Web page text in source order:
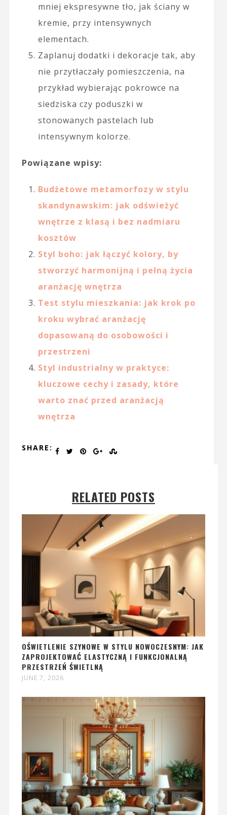
mniej ekspresywne tło, jak ściany w
kremie, przy intensywnych
elementach.
Zaplanuj dodatki i dekoracje tak, aby
nie przytłaczały pomieszczenia, na
przykład wybierając pokrowce na
siedziska czy poduszki w
stonowanych pastelach lub
intensywnym kolorze.
Powiązane wpisy:
Budżetowe metamorfozy w stylu
skandynawskim: jak odświeżyć
wnętrze z klasą i bez nadmiaru
kosztów
Styl boho: jak łączyć kolory, by
stworzyć harmonijną i pełną życia
aranżację wnętrza
Test stylu mieszkania: jak krok po
kroku wybrać aranżację
dopasowaną do osobowości i
przestrzeni
Styl industrialny w praktyce:
kluczowe cechy i zasady, które
warto znać przed aranżacją
wnętrza
SHARE:
RELATED POSTS
OŚWIETLENIE SZYNOWE W STYLU NOWOCZESNYM: JAK
ZAPROJEKTOWAĆ ELASTYCZNĄ I FUNKCJONALNĄ
PRZESTRZEŃ ŚWIETLNĄ
JUNE 7, 2026